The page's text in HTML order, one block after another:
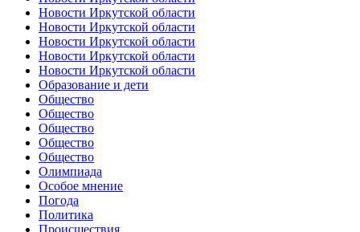
Новости Иркутской области
Новости Иркутской области
Новости Иркутской области
Новости Иркутской области
Новости Иркутской области
Образование и дети
Общество
Общество
Общество
Общество
Общество
Олимпиада
Особое мнение
Погода
Политика
Происшествия